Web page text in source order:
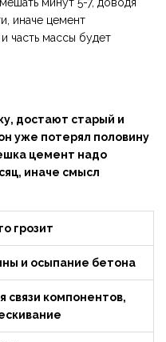
минут 5-7, доводя
иначе цемент
часть массы будет
достают старый и
уже потерял половину
цемент надо
иначе смысл
грозит
и осыпание бетона
связи компонентов,